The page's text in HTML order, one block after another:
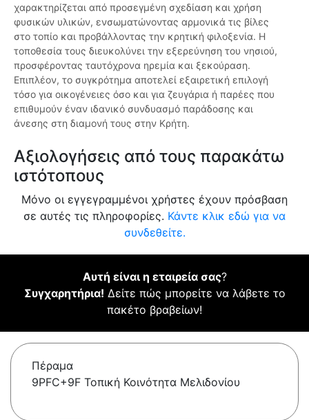
χαρακτηρίζεται από προσεγμένη σχεδίαση και χρήση
φυσικών υλικών, ενσωματώνοντας αρμονικά τις βίλες
στο τοπίο και προβάλλοντας την κρητική φιλοξενία. Η
τοποθεσία τους διευκολύνει την εξερεύνηση του νησιού,
προσφέροντας ταυτόχρονα ηρεμία και ξεκούραση.
Επιπλέον, το συγκρότημα αποτελεί εξαιρετική επιλογή
τόσο για οικογένειες όσο και για ζευγάρια ή παρέες που
επιθυμούν έναν ιδανικό συνδυασμό παράδοσης και
άνεσης στη διαμονή τους στην Κρήτη.
Αξιολογήσεις από τους παρακάτω
ιστότοπους
Μόνο οι εγγεγραμμένοι χρήστες έχουν πρόσβαση
σε αυτές τις πληροφορίες. Κάντε κλικ εδώ για να
συνδεθείτε.
Αυτή είναι η εταιρεία σας?
Συγχαρητήρια! Δείτε πώς μπορείτε να λάβετε το
πακέτο βραβείων!
Πέραμα
9PFC+9F Τοπική Κοινότητα Μελιδονίου